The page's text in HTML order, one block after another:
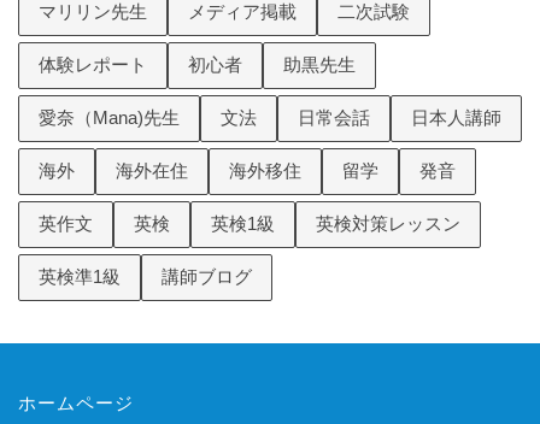
マリリン先生 メディア掲載 二次試験
体験レポート 初心者 助黒先生
愛奈（Mana)先生 文法 日常会話 日本人講師
海外 海外在住 海外移住 留学 発音
英作文 英検 英検1級 英検対策レッスン
英検準1級 講師ブログ
ホームページ